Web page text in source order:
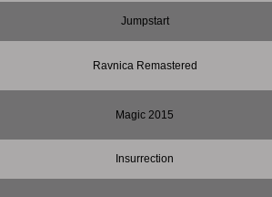
Jumpstart
Ravnica Remastered
Magic 2015
Insurrection